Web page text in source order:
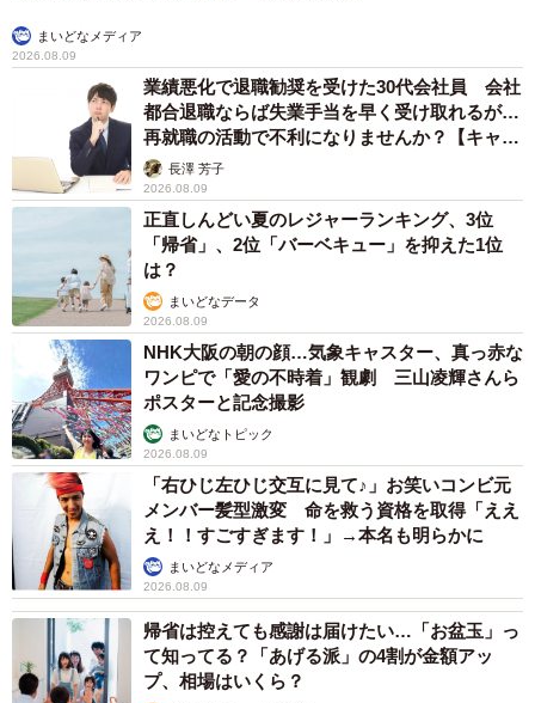
まいどなメディア
2026.08.09
業績悪化で退職勧奨を受けた30代会社員 会社
都合退職ならば失業手当を早く受け取れるが…
再就職の活動で不利になりませんか？【キャリ
アカウンセラーが解説】
長澤 芳子
2026.08.09
正直しんどい夏のレジャーランキング、3位
「帰省」、2位「バーベキュー」を抑えた1位
は？
まいどなデータ
2026.08.09
NHK大阪の朝の顔…気象キャスター、真っ赤な
ワンピで「愛の不時着」観劇 三山凌輝さんら
ポスターと記念撮影
まいどなトピック
2026.08.09
「右ひじ左ひじ交互に見て♪」お笑いコンビ元
メンバー髪型激変 命を救う資格を取得「ええ
え！！すごすぎます！」→本名も明らかに
まいどなメディア
2026.08.09
帰省は控えても感謝は届けたい…「お盆玉」っ
て知ってる？「あげる派」の4割が金額アッ
プ、相場はいくら？